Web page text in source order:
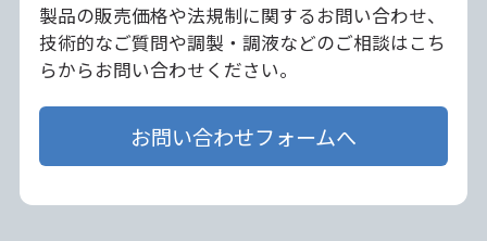
製品の販売価格や法規制に関するお問い合わせ、
技術的なご質問や調製・調液などのご相談はこち
らからお問い合わせください。
お問い合わせフォームへ